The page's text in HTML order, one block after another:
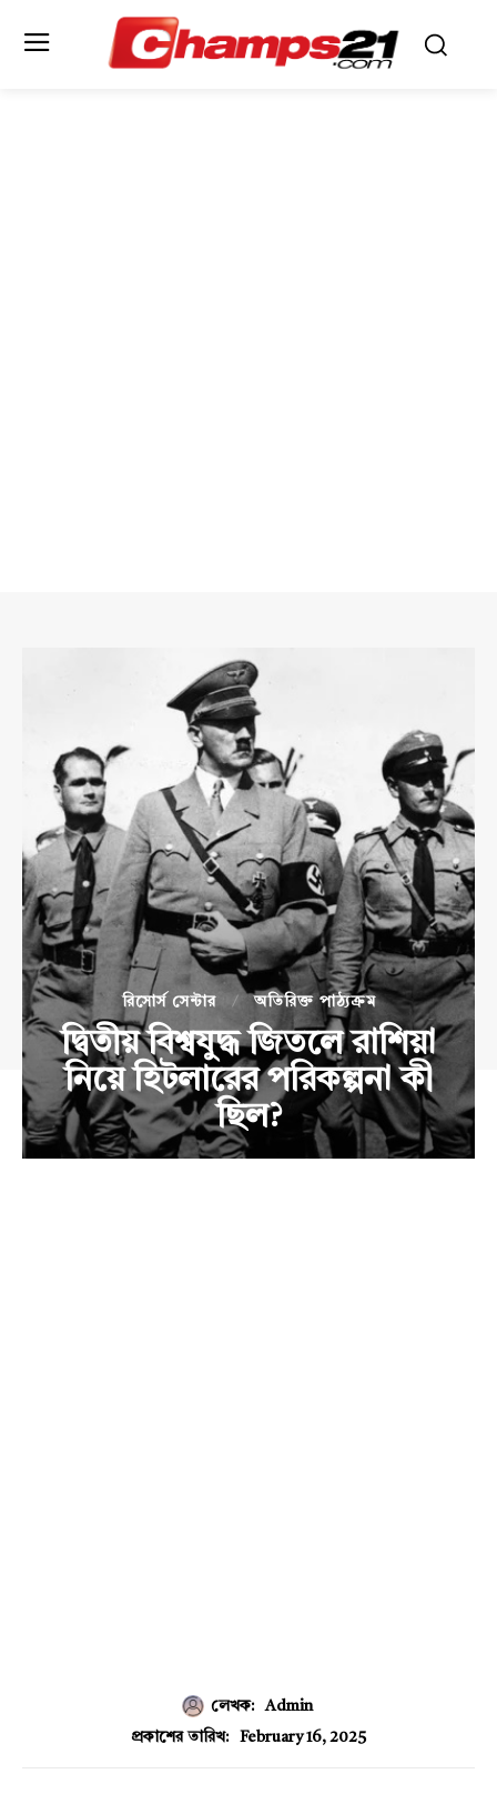
রিসোর্স সেন্টার অতিরিক্ত পাঠ্যক্রম
দ্বিতীয় বিশ্বযুদ্ধ জিতলে রাশিয়া
নিয়ে হিটলারের পরিকল্পনা কী
ছিল?
লেখক:
Admin
প্রকাশের তারিখ:
February 16, 2025